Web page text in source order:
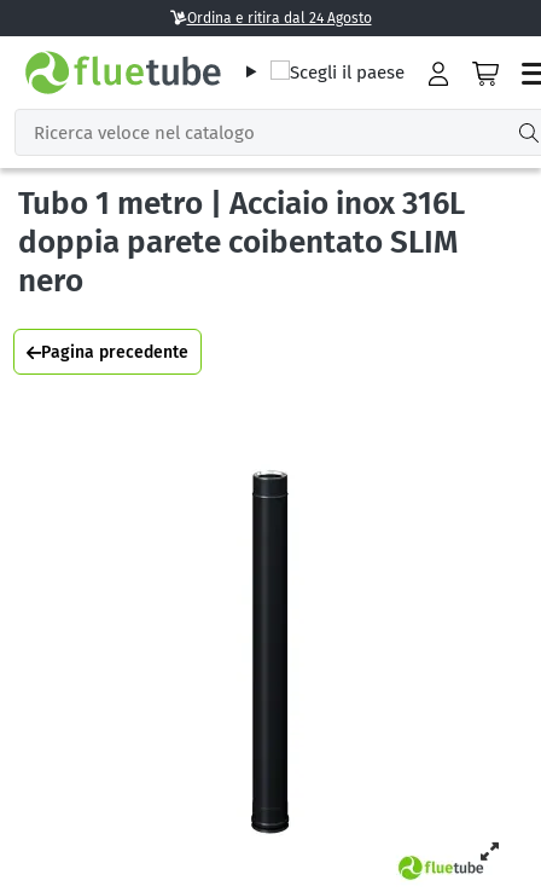
Ordina e ritira dal 24 Agosto
Tubo 1 metro | Acciaio inox 316L
doppia parete coibentato SLIM
nero
Pagina precedente